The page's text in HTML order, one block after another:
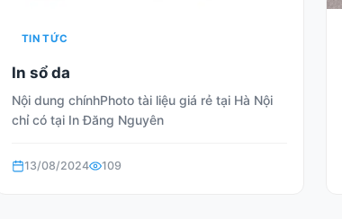
TIN TỨC
In sổ da
Nội dung chínhPhoto tài liệu giá rẻ tại Hà Nội
chỉ có tại In Đăng Nguyên
13/08/2024 109